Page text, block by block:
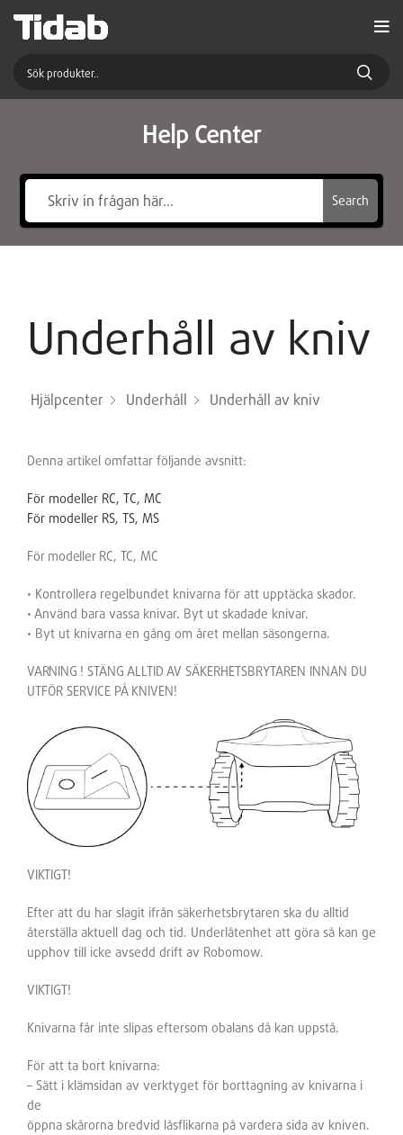
Help Center
Search
Underhåll av kniv
Hjälpcenter Underhåll Underhåll av kniv
Denna artikel omfattar följande avsnitt:
För modeller RC, TC, MC
För modeller RS, TS, MS
För modeller RC, TC, MC
• Kontrollera regelbundet knivarna för att upptäcka skador.
• Använd bara vassa knivar. Byt ut skadade knivar.
• Byt ut knivarna en gång om året mellan säsongerna.
VARNING ! STÄNG ALLTID AV SÄKERHETSBRYTAREN INNAN DU
UTFÖR SERVICE PÅ KNIVEN!
VIKTIGT!
Efter att du har slagit ifrån säkerhetsbrytaren ska du alltid
återställa aktuell dag och tid. Underlåtenhet att göra så kan ge
upphov till icke avsedd drift av Robomow.
VIKTIGT!
Knivarna får inte slipas eftersom obalans då kan uppstå.
För att ta bort knivarna:
– Sätt i klämsidan av verktyget för borttagning av knivarna i
de
öppna skårorna bredvid låsflikarna på vardera sida av kniven.